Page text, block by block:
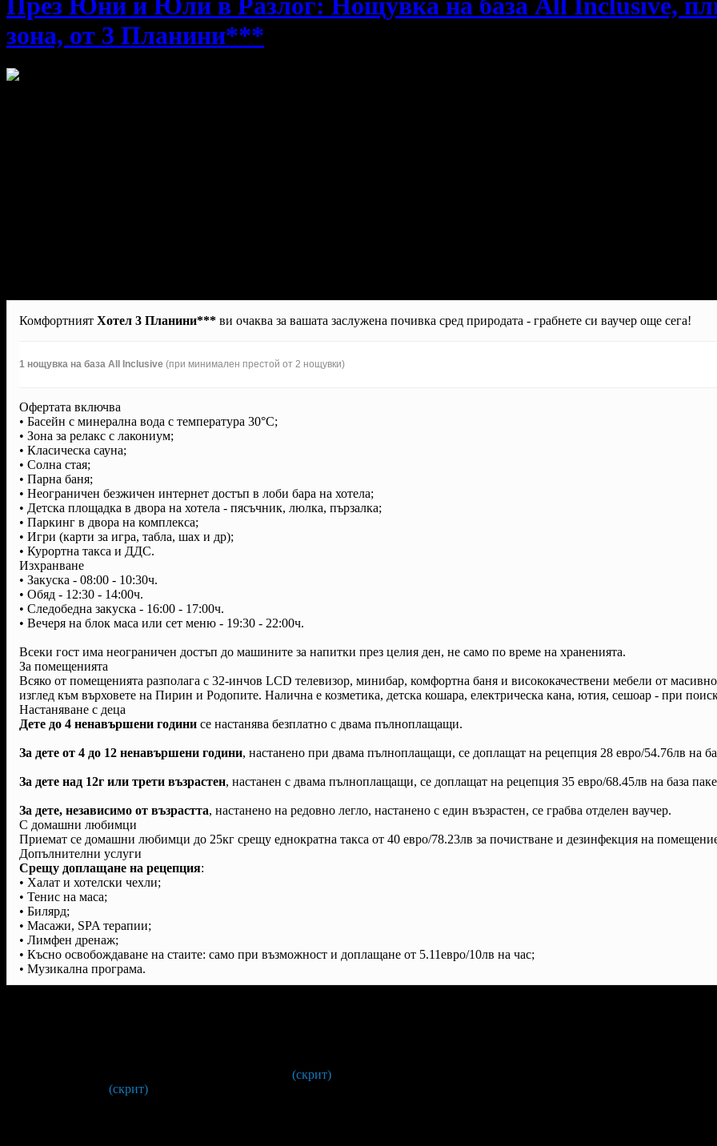
През Юни и Юли в Разлог: Нощувка на база All Inclusive,
зона, от 3 Планини***
Комфортният Хотел 3 Планини*** ви очаква за вашата заслужена почивка сред природата - грабнете си ваучер още сега!
1 нощувка на база All Inclusive (при минимален престой от 2 нощувки)
Офертата включва
• Басейн с минерална вода с температура 30°C;
• Зона за релакс с лакониум;
• Класическа сауна;
• Солна стая;
• Парна баня;
• Неограничен безжичен интернет достъп в лоби бара на хотела;
• Детска площадка в двора на хотела - пясъчник, люлка, пързалка;
• Паркинг в двора на комплекса;
• Игри (карти за игра, табла, шах и др);
• Курортна такса и ДДС.
Изхранване
• Закуска - 08:00 - 10:30ч.
• Обяд - 12:30 - 14:00ч.
• Следобедна закуска - 16:00 - 17:00ч.
• Вечеря на блок маса или сет меню - 19:30 - 22:00ч.
Всеки гост има неограничен достъп до машините за напитки през целия ден, не само по време на храненията.
За помещенията
Всяко от помещенията разполага с 32-инчов LCD телевизор, минибар, комфортна баня и висококачествени мебели от
изглед към върховете на Пирин и Родопите. Налична е козметика, детска кошара, електрическа кана, ютия, сешоар - при
Настаняване с деца
Дете до 4 ненавършени години се настанява безплатно с двама пълноплащащи.
За дете от 4 до 12 ненавършени години, настанено при двама пълноплащащи, се доплащат на рецепция 28 евро/54.76лв на
За дете над 12г или трети възрастен, настанен с двама пълноплащащи, се доплащат на рецепция 35 евро/68.45лв на база
За дете, независимо от възрастта, настанено на редовно легло, настанено с един възрастен, се грабва отделен ваучер.
С домашни любимци
Приемат се домашни любимци до 25кг срещу еднократна такса от 40 евро/78.23лв за почистване и дезинфекция на
Допълнителни услуги
Срещу доплащане на рецепция:
• Халат и хотелски чехли;
• Тенис на маса;
• Билярд;
• Масажи, SPA терапии;
• Лимфен дренаж;
• Късно освобождаване на стаите: само при възможност и доплащане от 5.11евро/10лв на час;
• Музикална програма.
(скрит)
(скрит)